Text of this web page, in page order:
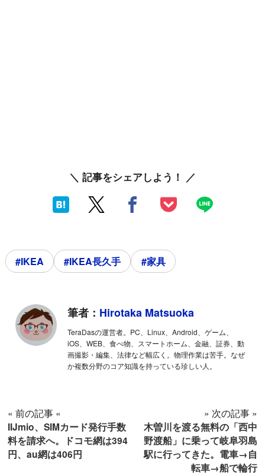
＼ 記事をシェアしよう！ ／
#IKEA #IKEA長久手 #家具
筆者： Hirotaka Matsuoka
TeraDasの運営者。PC、Linux、Android、ゲーム、
iOS、WEB、食べ物、スマートホーム、金融、証券、動
画撮影・編集、法律など幅広く。物理作業は苦手。なぜ
か複数分野のコア知識を持っている珍しい人。
« 前の記事 «
IIJmio、SIMカード発行手数
料を請求へ。ドコモ網は394
円、au網は406円
» 次の記事 »
木曽川を渡る無料の「西中
野渡船」に乗って岐阜羽島
駅に行ってきた。電車→自
転車→船で輪行